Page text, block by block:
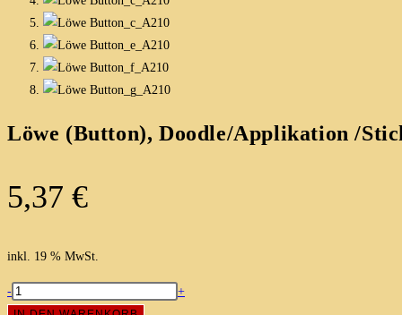
Löwe (Button), Doodle/Applikation /
5,37 €
inkl. 19 % MwSt.
Löwe
- +